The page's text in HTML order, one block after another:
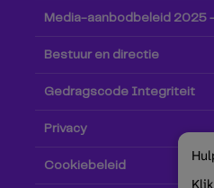
Media-aanbodbeleid 2025
Bestuur en directie
Gedragscode Integriteit
Privacy
Cookiebeleid